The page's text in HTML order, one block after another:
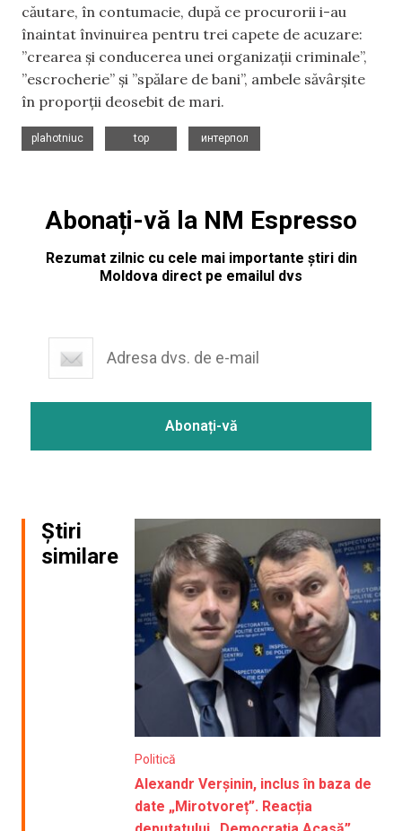
căutare, în contumacie, după ce procurorii i-au
înaintat învinuirea pentru trei capete de acuzare:
”crearea și conducerea unei organizații criminale”,
”escrocherie” și ”spălare de bani”, ambele săvârșite
în proporții deosebit de mari.
plahotniuc
top
интерпол
Abonați-vă la NM Espresso
Rezumat zilnic cu cele mai importante știri din
Moldova direct pe emailul dvs
Știri
similare
Politică
Alexandr Verșinin, inclus în baza de
date „Mirotvoreț”. Reacția